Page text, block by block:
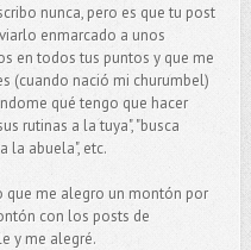
nunca, pero es que tu post
enmarcado a unos
en todos tus puntos y que me
(cuando nació mi churumbel)
qué tengo que hacer
rutinas a la tuya", "busca
la abuela", etc.
que me alegro un montón por
con los posts de
y me alegré.